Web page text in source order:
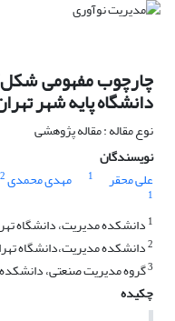
چارچوب مفهومی
دانشگاه پایه شهر
نوع مقاله : مقاله پژوهشی
نویسندگان
علی محقر
1 مهدی محمدی2
1
1 دانشکده مدیریت، دانشگاه
2دانشکده مدیریت،دانشگاه
3گروه مدیریت صنعتی، دانشکده
چکیده